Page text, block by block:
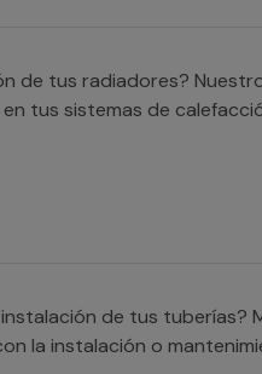
de tus radiadores?
tus sistemas de
de tus tuberías?
la instalación o